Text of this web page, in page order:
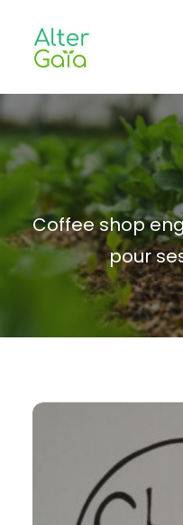
Accueil
Professionnels
Habitants
Blog
L’aventure
CONTACT
Coffee shop
pour